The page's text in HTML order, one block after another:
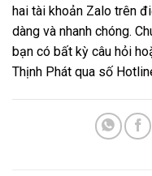
hai tài khoản Zalo trên
dàng và nhanh chóng.
bạn có bất kỳ câu hỏi
Thịnh Phát qua số